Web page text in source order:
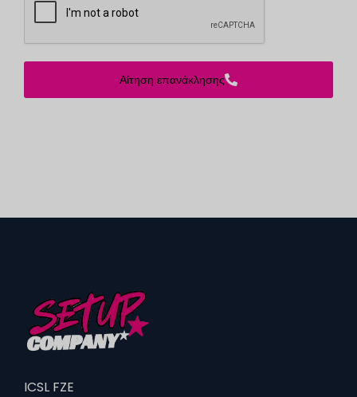
Αίτηση επανάκλησης
ICSL FZE